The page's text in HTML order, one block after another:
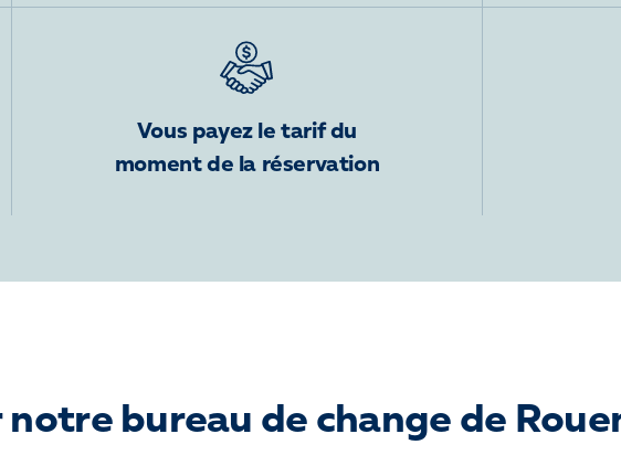
Vous payez le tarif du
moment de la réservation
notre bureau de change de